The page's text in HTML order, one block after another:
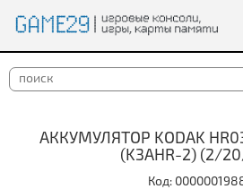
АККУМУЛЯТОР KODAK
(K3AHR-2) (2/
Код: